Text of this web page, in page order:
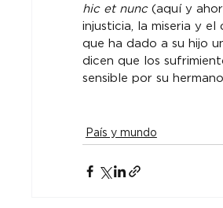
hic et nunc (aquí y
injusticia, la miseria y
que ha dado a su hijo
dicen que los
sensible por su
País y mundo